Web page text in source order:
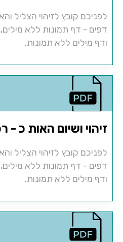
לפניכם קובץ לזיהוי הצליל
דפים - דף תמונות ללא
ודף מילים ללא תמונות.
זיהוי ושיום האות כ -
לפניכם קובץ לזיהוי הצליל
דפים - דף תמונות ללא
ודף מילים ללא תמונות.